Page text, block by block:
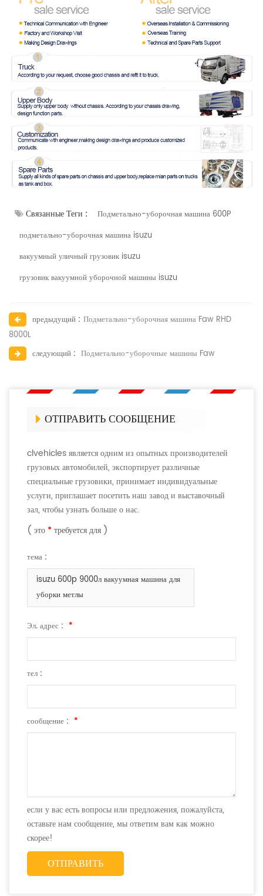
Связанные Теги :
Подметально-уборочная машина 600P
подметально-уборочная машина isuzu
вакуумный уличный грузовик isuzu
грузовик вакуумной уборочной машины isuzu
предыдущий : Подметально-уборочная машина Faw RHD
8000L
следующий : Подметально-уборочные машины Faw
ОТПРАВИТЬ СООБЩЕНИЕ
clvehicles является одним из опытных производителей
грузовых автомобилей, экспортирует различные
специальные грузовики, принимает индивидуальные
услуги, приглашает посетить наш завод и выставочный
зал, чтобы узнать больше о нас.
( это * требуется для )
тема :
isuzu 600p 9000л вакуумная машина для
уборки метлы
Эл. адрес : *
тел :
сообщение : *
если у вас есть вопросы или предложения, пожалуйста,
оставьте нам сообщение, мы ответим вам как можно
скорее!